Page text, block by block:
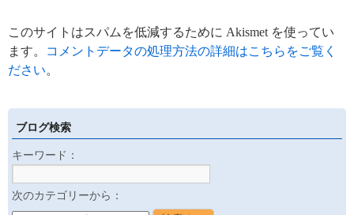
このサイトはスパムを低減するために Akismet を使ってい
ます。
コメントデータの処理方法の詳細はこちらをご覧く
ださい。
ブログ検索
キーワード：
次のカテゴリーから：